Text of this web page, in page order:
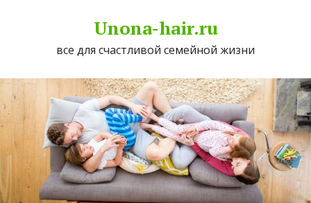
Unona-hair.ru
все для счастливой семейной жизни